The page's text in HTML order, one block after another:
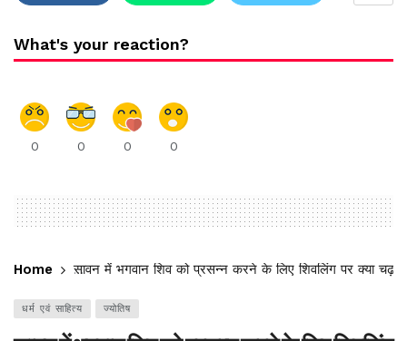
What's your reaction?
0 0 0 0
Home सावन में भगवान शिव को प्रसन्न करने के लिए शिवलिंग पर क्या चढ़ाना
धर्म एवं साहित्य ज्योतिष